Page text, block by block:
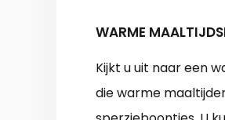
WARME
Kijkt u uit naar een
die warme